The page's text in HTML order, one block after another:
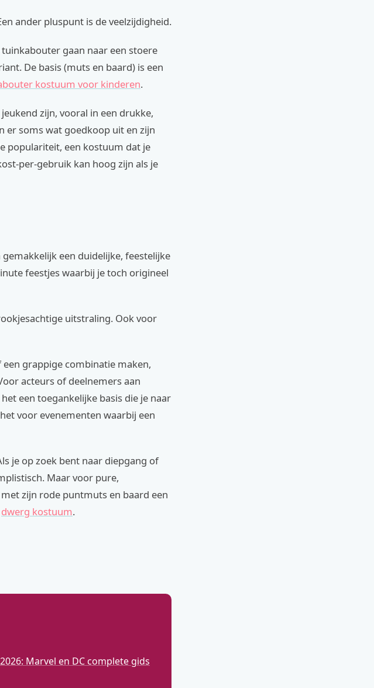
ander pluspunt is de veelzijdigheid.
gaan naar een stoere
De basis (muts en baard) is een
kostuum voor kinderen.
zijn, vooral in een drukke,
er soms wat goedkoop uit en zijn
populariteit, een kostuum dat je
per-gebruik kan hoog zijn als je
een duidelijke, feestelijke
feestjes waarbij je toch origineel
uitstraling. Ook voor
grappige combinatie maken,
acteurs of deelnemers aan
een toegankelijke basis die je naar
voor evenementen waarbij een
je op zoek bent naar diepgang of
Maar voor pure,
zijn rode puntmuts en baard een
dwerg kostuum.
Marvel en DC complete gids